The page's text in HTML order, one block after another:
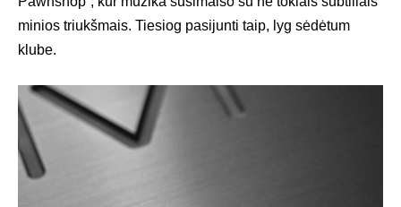
minios triukšmais. Tiesiog pasijunti taip, lyg sėdėtum
klube.